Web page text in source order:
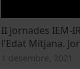
II Jornades IEM-
l'Edat Mitjana.
1 desembre, 2021